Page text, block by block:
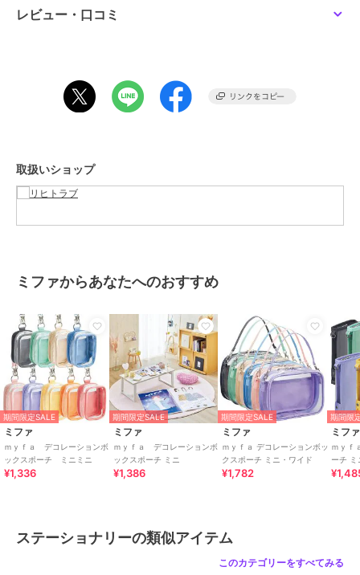
１９ミントグリーン、１０ライラ
ックパープル
商品のお取り扱い方法
レビュー・口コミ
取扱いショップ
ミファからあなたへのおすすめ
期間限定SALE
ミファ
ｍｙｆａ デコレーションボ
ックスポーチ ミニミニ
¥1,336
期間限定SALE
ミファ
ｍｙｆａ デコレーションボ
ックスポーチ ミニ
¥1,386
期間限定SALE
ミファ
ｍｙｆａ デコレーションボッ
クスポーチ ミニ・ワイド
¥1,782
期間限
ミファ
ｍｙｆ
ーチ ミ
ステーショナリーの類似アイテム
このカテゴリーをすべてみる